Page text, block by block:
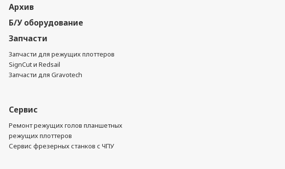
Архив
Б/У оборудование
Запчасти
Запчасти для режущих плоттеров
SignCut и Redsail
Запчасти для Gravotech
Сервис
Ремонт режущих голов планшетных
режущих плоттеров
Сервис фрезерных станков с ЧПУ